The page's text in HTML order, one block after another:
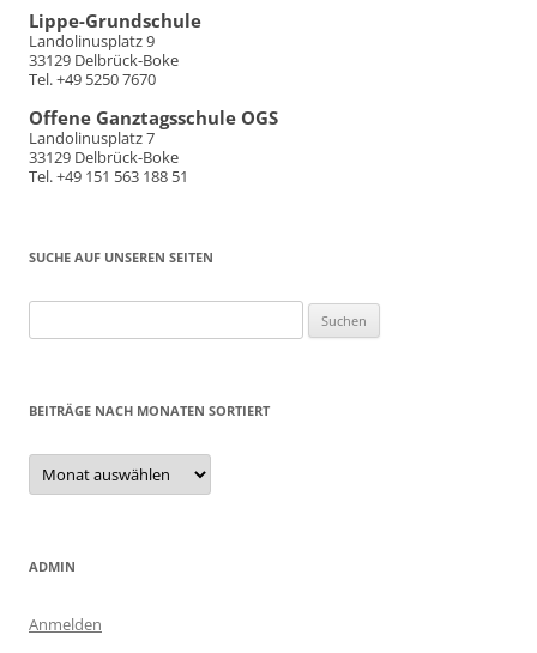
Lippe-Grundschule
Landolinusplatz 9
33129 Delbrück-Boke
Tel. +49 5250 7670
Offene Ganztagsschule OGS
Landolinusplatz 7
33129 Delbrück-Boke
Tel. +49 151 563 188 51
SUCHE AUF UNSEREN SEITEN
nach:
BEITRÄGE NACH MONATEN SORTIERT
Beiträge
nach
Monaten
ADMIN
Anmelden